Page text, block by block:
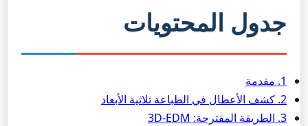
جدول المحتويات
1. مقدمة
2. كشف الأعطال في الطباعة ثلاثية الأبعاد
3. الطريقة المقترحة: 3D-EDM